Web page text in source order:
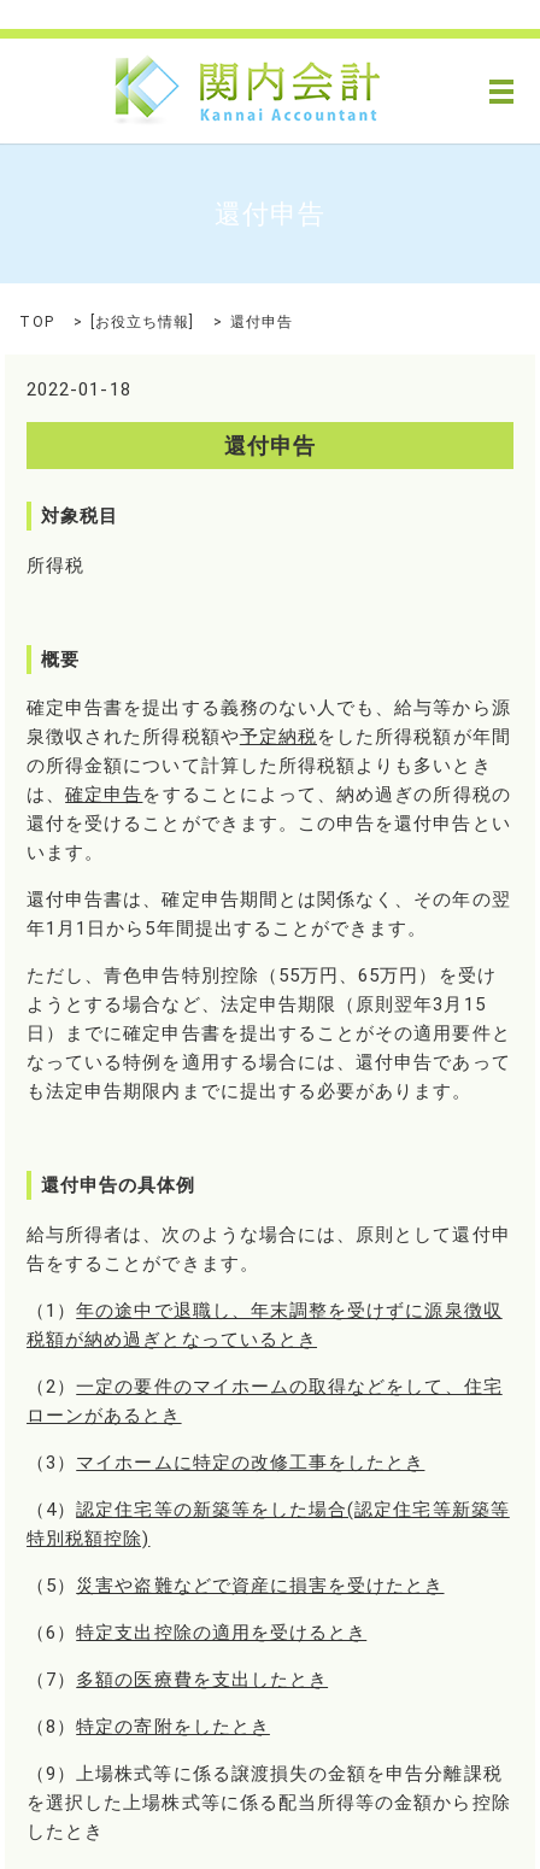
メ
還付申告
TOP お役立ち情報 還付申告
2022-01-18
還付申告
対象税目
所得税
概要
確定申告書を提出する義務のない人でも、給与等から源
泉徴収された所得税額や予定納税をした所得税額が年間
の所得金額について計算した所得税額よりも多いとき
は、確定申告をすることによって、納め過ぎの所得税の
還付を受けることができます。この申告を還付申告とい
います。
還付申告書は、確定申告期間とは関係なく、その年の翌
年1月1日から5年間提出することができます。
ただし、青色申告特別控除（55万円、65万円）を受け
ようとする場合など、法定申告期限（原則翌年3月15
日）までに確定申告書を提出することがその適用要件と
なっている特例を適用する場合には、還付申告であって
も法定申告期限内までに提出する必要があります。
還付申告の具体例
給与所得者は、次のような場合には、原則として還付申
告をすることができます。
（1）年の途中で退職し、年末調整を受けずに源泉徴収
税額が納め過ぎとなっているとき
（2）一定の要件のマイホームの取得などをして、住宅
ローンがあるとき
（3） マイホームに特定の改修工事をしたとき
（4）認定住宅等の新築等をした場合(認定住宅等新築等
特別税額控除)
（5） 災害や盗難などで資産に損害を受けたとき
（6）特定支出控除の適用を受けるとき
（7） 多額の医療費を支出したとき
（8）特定の寄附をしたとき
（9）上場株式等に係る譲渡損失の金額を申告分離課税
を選択した上場株式等に係る配当所得等の金額から控除
したとき